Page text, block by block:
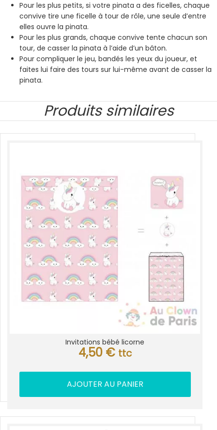
Pour les plus petits, si votre pinata a des ficelles, chaque
convive tire une ficelle à tour de rôle, une seule d’entre
elles ouvre la pinata.
Pour les plus grands, chaque convive tente chacun son
tour, de casser la pinata à l’aide d’un bâton.
Pour compliquer le jeu, bandés les yeux du joueur, et
faites lui faire des tours sur lui-même avant de casser la
pinata.
Produits similaires
Invitations bébé licorne
4,50 € ttc
AJOUTER AU PANIER